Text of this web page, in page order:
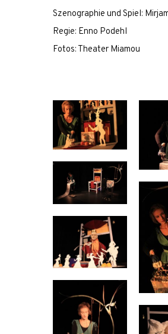
Szenographie und Spiel:
Regie: Enno Podehl
Fotos: Theater Miamou